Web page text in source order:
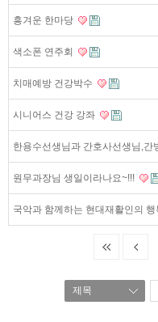
흥겨운 한마당
색소폰 연주회
치매예방 건강박수
시니어스 건강 강좌
한용수선생님과 간호사선생님,간
원무과장님 생일이라나요~!!!
국악과 함께하는 현대재활인의 행